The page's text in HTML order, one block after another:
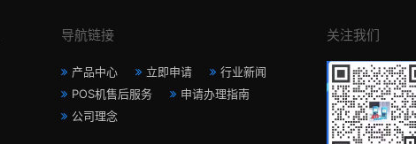
导航链接
产品中心 立即申请
行业新闻
POS机售后服务
申请办理指南
公司理念
关注我们